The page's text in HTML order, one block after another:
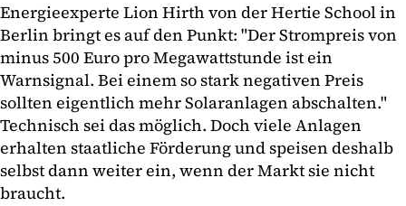
Energieexperte Lion Hirth von der Hertie School in
Berlin bringt es auf den Punkt: "Der Strompreis von
minus 500 Euro pro Megawattstunde ist ein
Warnsignal. Bei einem so stark negativen Preis
sollten eigentlich mehr Solaranlagen abschalten."
Technisch sei das möglich. Doch viele Anlagen
erhalten staatliche Förderung und speisen deshalb
selbst dann weiter ein, wenn der Markt sie nicht
braucht.